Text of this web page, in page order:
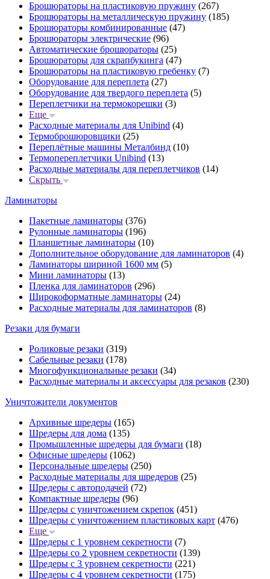
Брошюраторы на пластиковую пружину (267)
Брошюраторы на металлическую пружину (185)
Брошюраторы комбинированные (47)
Брошюраторы электрические (96)
Автоматические брошюраторы (25)
Брошюраторы для скрапбукинга (47)
Брошюраторы на пластиковую гребенку (7)
Оборудование для переплета (27)
Оборудование для твердого переплета (5)
Переплетчики на термокорешки (3)
Еще
Расходные материалы для Unibind (4)
Термоброшюровщики (25)
Переплётные машины Металбинд (10)
Термопереплетчики Unibind (13)
Расходные материалы для переплетчиков (14)
Скрыть
Ламинаторы
Пакетные ламинаторы (376)
Рулонные ламинаторы (196)
Планшетные ламинаторы (10)
Дополнительное оборудование для ламинаторов (4)
Ламинаторы шириной 1600 мм (5)
Мини ламинаторы (13)
Пленка для ламинаторов (296)
Широкоформатные ламинаторы (24)
Расходные материалы для ламинаторов (8)
Резаки для бумаги
Роликовые резаки (319)
Сабельные резаки (178)
Многофункциональные резаки (34)
Расходные материалы и аксессуары для резаков (230)
Уничтожители документов
Архивные шредеры (165)
Шредеры для дома (135)
Промышленные шредеры для бумаги (18)
Офисные шредеры (1062)
Персональные шредеры (250)
Расходные материалы для шредеров (25)
Шредеры с автоподачей (72)
Компактные шредеры (96)
Шредеры с уничтожением скрепок (451)
Шредеры с уничтожением пластиковых карт (476)
Еще
Шредеры с 1 уровнем секретности (7)
Шредеры со 2 уровнем секретности (139)
Шредеры с 3 уровнем секретности (221)
Шредеры с 4 уровнем секретности (175)